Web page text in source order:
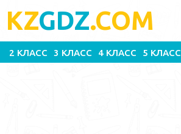
KZGDZ.COM
2 КЛАСС 3 КЛАСС 4 КЛАСС 5 КЛАСС